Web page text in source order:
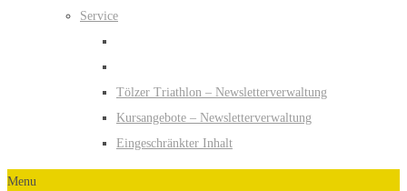
Service
Tölzer Triathlon – Newsletterverwaltung
Kursangebote – Newsletterverwaltung
Eingeschränkter Inhalt
Menu